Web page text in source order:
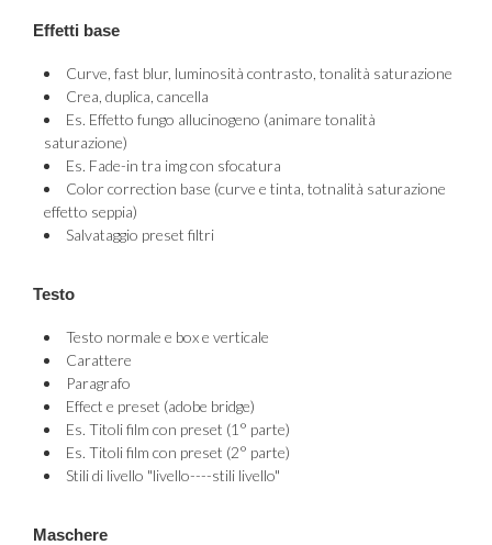
Effetti base
Curve, fast blur, luminosità contrasto, tonalità saturazione
Crea, duplica, cancella
Es. Effetto fungo allucinogeno (animare tonalità
saturazione)
Es. Fade-in tra img con sfocatura
Color correction base (curve e tinta, totnalità saturazione
effetto seppia)
Salvataggio preset filtri
Testo
Testo normale e box e verticale
Carattere
Paragrafo
Effect e preset (adobe bridge)
Es. Titoli film con preset (1° parte)
Es. Titoli film con preset (2° parte)
Stili di livello "livello----stili livello"
Maschere